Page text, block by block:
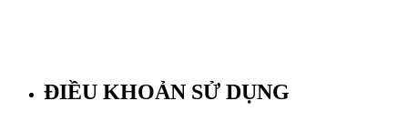
ĐIỀU KHOẢN SỬ DỤNG